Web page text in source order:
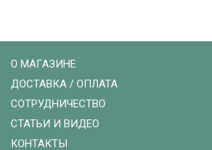
О МАГАЗИНЕ
ДОСТАВКА / ОПЛАТА
СОТРУДНИЧЕСТВО
СТАТЬИ И ВИДЕО
КОНТАКТЫ